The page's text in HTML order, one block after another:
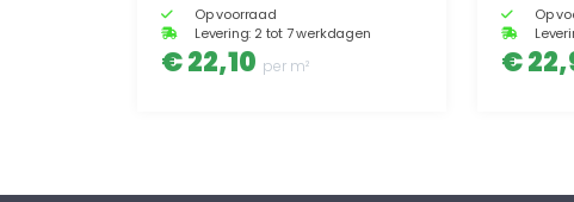
Op voorraad
Levering: 2 tot 7 werkdagen
€ 22,10 per m²
Op
€